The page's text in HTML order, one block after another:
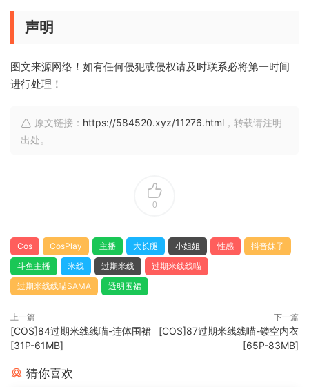
声明
图文来源网络！如有任何侵犯或侵权请及时联系必将第一时间
进行处理！
原文链接： https://584520.xyz/11276.html ，转载请注明
出处。
0
Cos CosPlay 主播 大长腿 小姐姐 性感
抖音妹子
斗鱼主播
米线 过期米线
过期米线线喵
过期米线线喵SAMA
透明围裙
上一篇
[COS]84过期米线线喵-连体围裙
[31P-61MB]
下一篇
[COS]87过期米线线喵-镂空内衣
[65P-83MB]
猜你喜欢